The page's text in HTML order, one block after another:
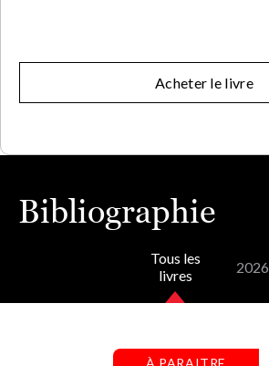
Acheter le livre
Bibliographie
Tous les
livres
2026
À PARAITRE